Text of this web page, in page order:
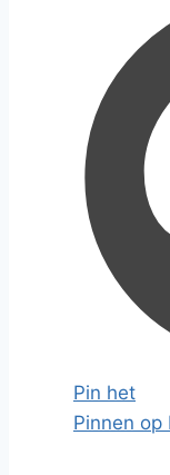
Pin het
Pinnen op